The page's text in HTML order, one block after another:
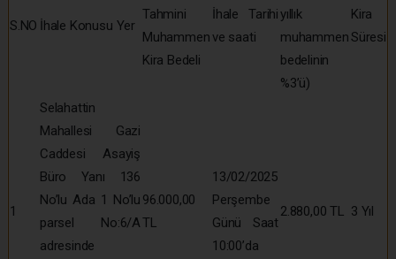
S.NO İhale Konusu Yer
Tahmini
Muhammen
Kira Bedeli
İhale Tarihi
ve saati
yıllık
muhammen
bedelinin
%3’ü)
Kira
Süresi
1
Selahattin
Mahallesi Gazi
Caddesi Asayiş
Büro Yanı 136
No’lu Ada 1 No’lu
parsel No:6/A
adresinde
96.000,00
TL
13/02/2025
Perşembe
Günü Saat
10:00’da
2.880,00 TL 3 Yıl